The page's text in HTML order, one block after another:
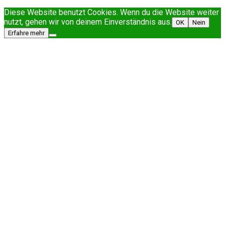
Diese Website benutzt Cookies. Wenn du die Website weiter
nutzt, gehen wir von deinem Einverständnis aus. OK
Nein
Erfahre mehr